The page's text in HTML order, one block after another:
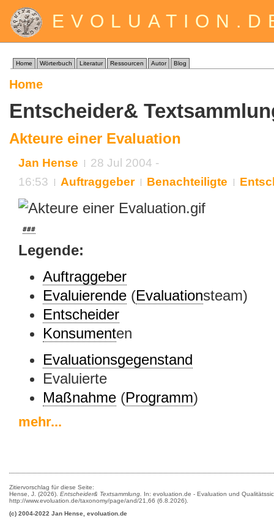
Home Wörterbuch Literatur Ressourcen Autor Blog
Home
Entscheider&
Akteure einer Evaluation
Jan Hense
28 Jul 2004 -
16:53
Auftraggeber Benachteiligte
###
Legende:
Auftraggeber
Evaluierende (Evaluationsteam)
Entscheider
Konsumenten
Evaluationsgegenstand
Evaluierte
Maßnahme (Programm)
mehr...
Zitiervorschlag für diese Seite:
Hense, J. (2026). Entscheider& Textsammlung.
In: evoluation.de - Evaluation und
http://www.evoluation.de/taxonomy/page/and/21,66 (6.8.2026).
(c) 2004-2022 Jan Hense, evoluation.de